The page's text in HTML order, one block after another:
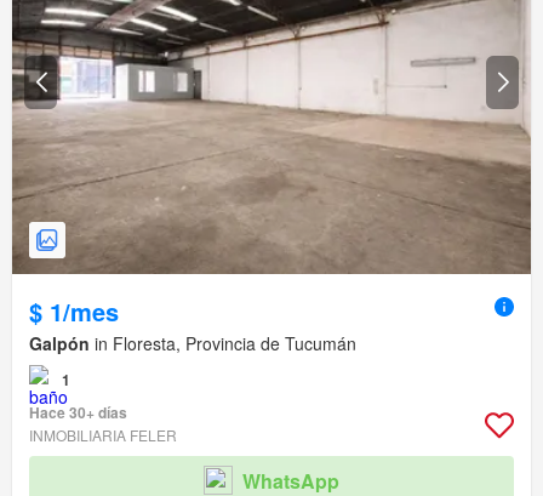
$ 1/mes
Galpón in Floresta, Provincia de Tucumán
1
Hace 30+ días
INMOBILIARIA FELER
WhatsApp